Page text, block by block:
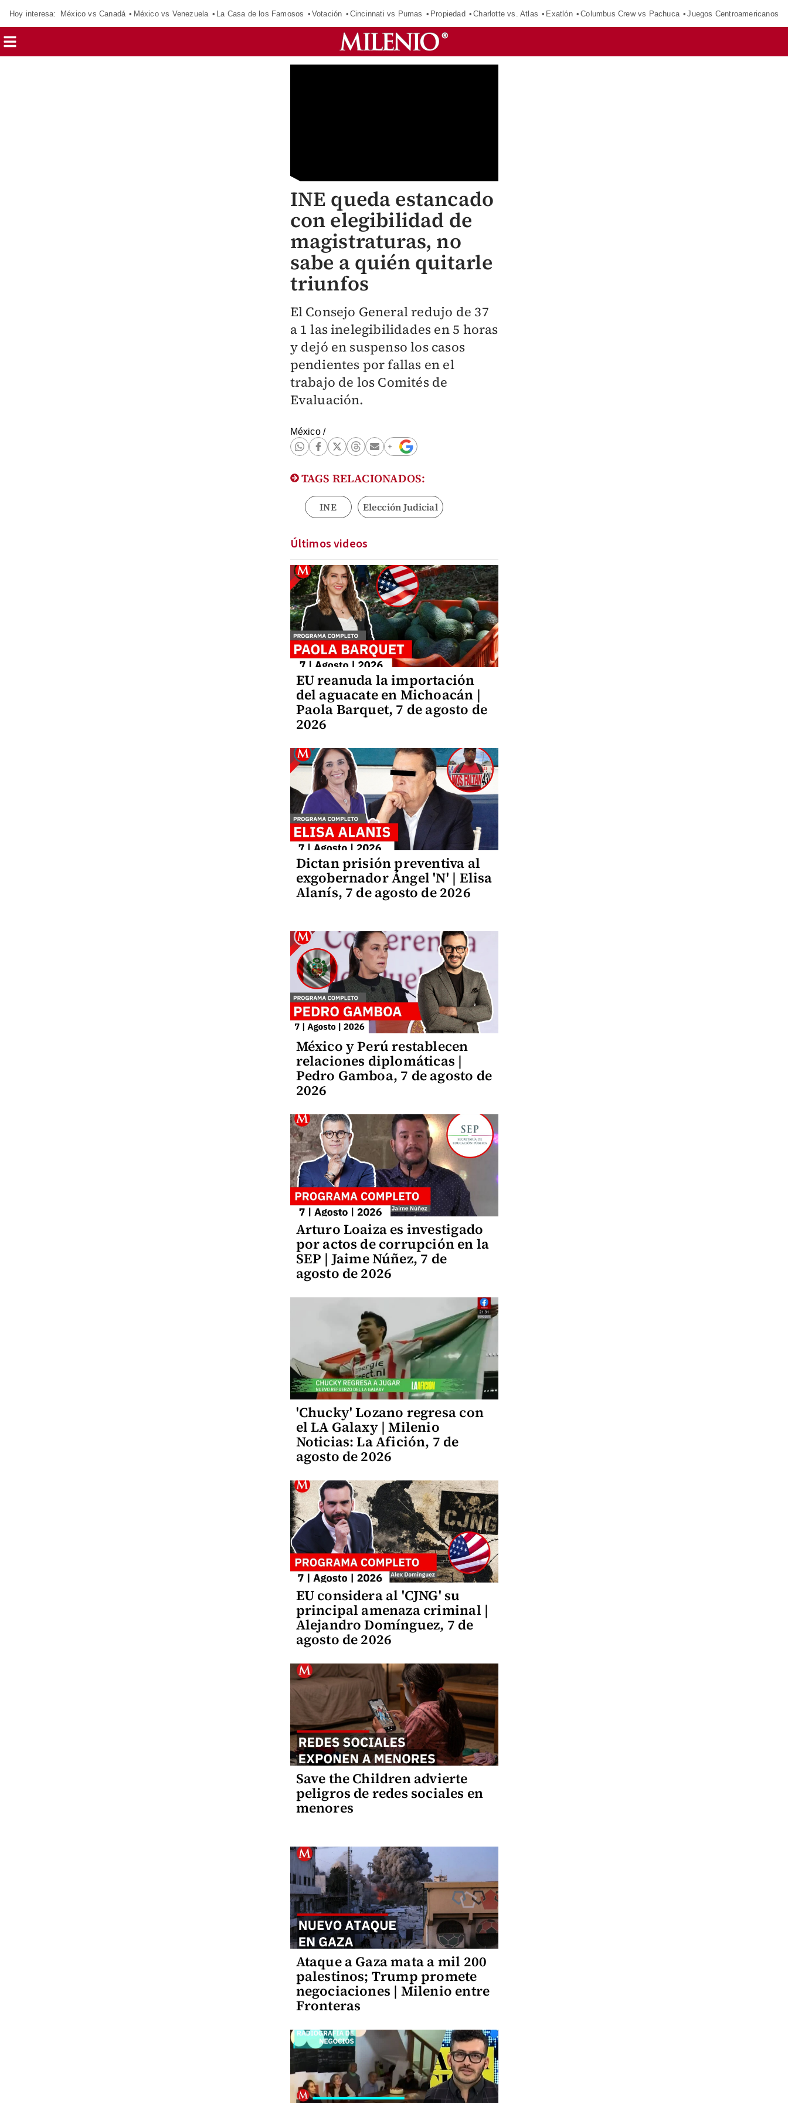
Hoy interesa: México vs Canadá México vs Venezuela La Casa de los Famosos Votación Cincinnati vs Pumas Propiedad Charlotte vs. Atlas Exatlón Columbus Crew vs Pachuca Juegos Centroamericanos
INE queda estancado
con elegibilidad de
magistraturas, no
sabe a quién quitarle
triunfos
El Consejo General redujo de 37
a 1 las inelegibilidades en 5 horas
y dejó en suspenso los casos
pendientes por fallas en el
trabajo de los Comités de
Evaluación.
México/
TAGS RELACIONADOS:
INE Elección Judicial
Últimos videos
EU reanuda la importación
del aguacate en Michoacán |
Paola Barquet, 7 de agosto de
2026
Dictan prisión preventiva al
exgobernador Ángel 'N' | Elisa
Alanís, 7 de agosto de 2026
México y Perú restablecen
relaciones diplomáticas |
Pedro Gamboa, 7 de agosto de
2026
Arturo Loaiza es investigado
por actos de corrupción en la
SEP | Jaime Núñez, 7 de
agosto de 2026
'Chucky' Lozano regresa con
el LA Galaxy | Milenio
Noticias: La Afición, 7 de
agosto de 2026
EU considera al 'CJNG' su
principal amenaza criminal |
Alejandro Domínguez, 7 de
agosto de 2026
Save the Children advierte
peligros de redes sociales en
menores
Ataque a Gaza mata a mil 200
palestinos; Trump promete
negociaciones | Milenio entre
Fronteras